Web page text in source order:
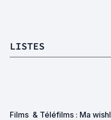
LISTES
Films  & Téléfilms : Ma